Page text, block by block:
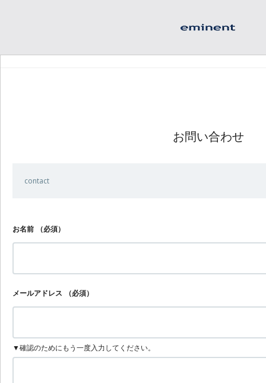
お問い合わせ
contact
お名前 （必須）
メールアドレス （必須）
▼確認のためにもう一度入力してください。